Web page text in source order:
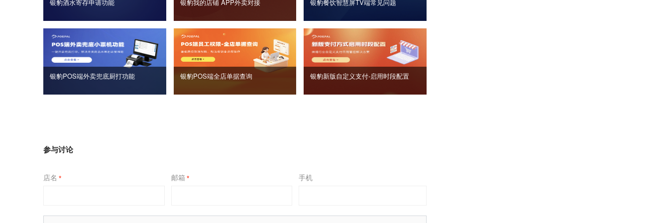
银豹酒水寄存申请功能 银豹我的店铺 APP外卖对接 银豹餐饮智慧屏TV端常见问题
银豹POS端外卖兜底厨打功能 银豹POS端全店单据查询 银豹新版自定义支付‑启用时段配置
参与讨论
店名 * 邮箱 * 手机